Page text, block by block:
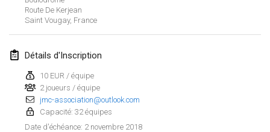
Route De Kerjean
Saint Vougay, France
Détails d'Inscription
10 EUR / équipe
2 joueurs / équipe
jmc-association@outlook.com
Capacité: 32 équipes
Date d'échéance: 2 novembre 2018
Lumi Mölkky
Tournoi de la St Valentin
10 févr. 2018|France
Faschings-Mölkky
11 févr. 2018 Allemagne